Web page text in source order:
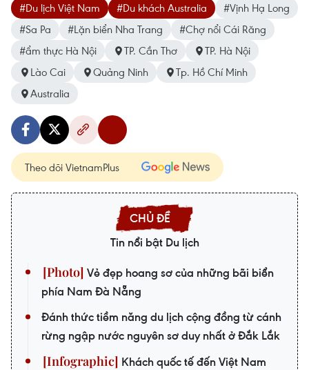
#Du lịch Việt Nam #Du khách Australia
#Vịnh Hạ Long
#Sa Pa
#Lặn biển Nha Trang
#Chợ nổi Cái Răng
#ẩm thực Hà Nội
TP. Cần Thơ
TP. Hà Nội
Lào Cai
Quảng Ninh
Tp. Hồ Chí Minh
Australia
Theo dõi VietnamPlus
Tin nổi bật Du lịch
Vẻ đẹp hoang sơ của những bãi biển
phía Nam Đà Nẵng
Đánh thức tiềm năng du lịch cộng đồng từ cánh
rừng ngập nước nguyên sơ duy nhất ở Đắk Lắk
Khách quốc tế đến Việt Nam